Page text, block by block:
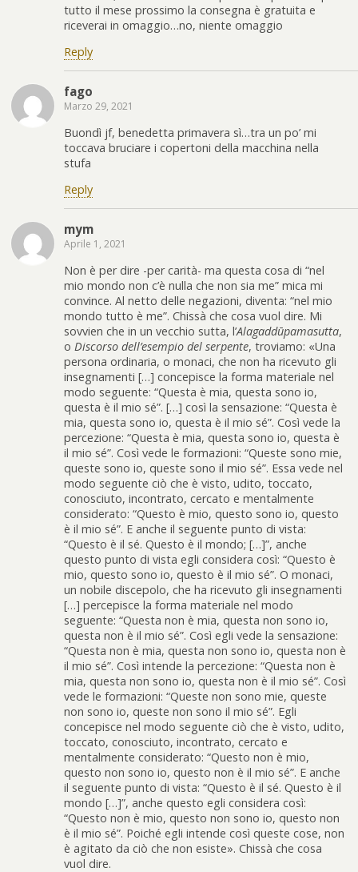
tutto il mese prossimo la consegna è gratuita e
riceverai in omaggio…no, niente omaggio
Reply
fago
Marzo 29, 2021
Buondì jf, benedetta primavera sì…tra un po’ mi
toccava bruciare i copertoni della macchina nella
stufa
Reply
mym
Aprile 1, 2021
Non è per dire -per carità- ma questa cosa di “nel
mio mondo non c’è nulla che non sia me” mica mi
convince. Al netto delle negazioni, diventa: “nel mio
mondo tutto è me”. Chissà che cosa vuol dire. Mi
sovvien che in un vecchio sutta, l’Alagaddūpamasutta,
o Discorso dell’esempio del serpente, troviamo: «Una
persona ordinaria, o monaci, che non ha ricevuto gli
insegnamenti […] concepisce la forma materiale nel
modo seguente: “Questa è mia, questa sono io,
questa è il mio sé”. […] così la sensazione: “Questa è
mia, questa sono io, questa è il mio sé”. Così vede la
percezione: “Questa è mia, questa sono io, questa è
il mio sé”. Così vede le formazioni: “Queste sono mie,
queste sono io, queste sono il mio sé”. Essa vede nel
modo seguente ciò che è visto, udito, toccato,
conosciuto, incontrato, cercato e mentalmente
considerato: “Questo è mio, questo sono io, questo
è il mio sé”. E anche il seguente punto di vista:
“Questo è il sé. Questo è il mondo; […]”, anche
questo punto di vista egli considera così: “Questo è
mio, questo sono io, questo è il mio sé”. O monaci,
un nobile discepolo, che ha ricevuto gli insegnamenti
[…] percepisce la forma materiale nel modo
seguente: “Questa non è mia, questa non sono io,
questa non è il mio sé”. Così egli vede la sensazione:
“Questa non è mia, questa non sono io, questa non è
il mio sé”. Così intende la percezione: “Questa non è
mia, questa non sono io, questa non è il mio sé”. Così
vede le formazioni: “Queste non sono mie, queste
non sono io, queste non sono il mio sé”. Egli
concepisce nel modo seguente ciò che è visto, udito,
toccato, conosciuto, incontrato, cercato e
mentalmente considerato: “Questo non è mio,
questo non sono io, questo non è il mio sé”. E anche
il seguente punto di vista: “Questo è il sé. Questo è il
mondo […]”, anche questo egli considera così:
“Questo non è mio, questo non sono io, questo non
è il mio sé”. Poiché egli intende così queste cose, non
è agitato da ciò che non esiste». Chissà che cosa
vuol dire.